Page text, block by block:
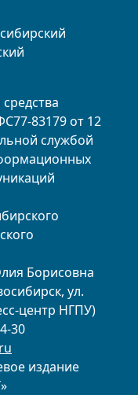
83179 от 12
службой
Борисовна
ул.
центр НГПУ)
30
издание